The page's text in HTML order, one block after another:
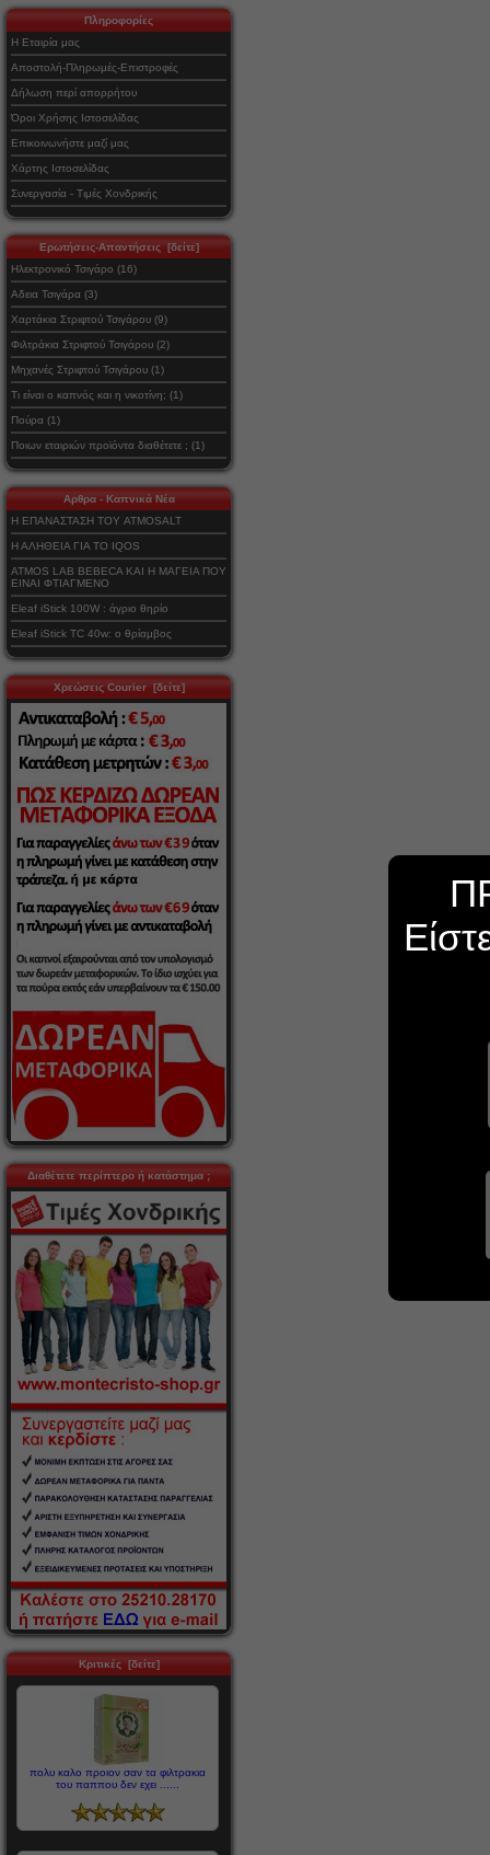
Πληροφορίες
Η Εταιρία μας
Αποστολή-Πληρωμές-Επιστροφές
Δήλωση περί απορρήτου
Όροι Χρήσης Ιστοσελίδας
Επικοινωνήστε μαζί μας
Χάρτης Ιστοσελίδας
Συνεργασία - Τιμές Χονδρικής
Ερωτήσεις-Απαντήσεις [δείτε]
Ηλεκτρονικό Τσιγάρο (16)
Αδεια Τσιγάρα (3)
Χαρτάκια Στριφτού Τσιγάρου (9)
Φιλτράκια Στριφτού Τσιγάρου (2)
Μηχανές Στριφτού Τσιγάρου (1)
Τι είναι ο καπνός και η νικοτίνη; (1)
Πούρα (1)
Ποιων εταιριών προϊόντα διαθέτετε ; (1)
Αρθρα - Καπνικά Νέα
Η ΕΠΑΝΑΣΤΑΣΗ ΤΟΥ ATMOSALT
Η ΑΛΗΘΕΙΑ ΓΙΑ ΤΟ IQOS
ATMOS LAB BEBECA ΚΑΙ Η ΜΑΓΕΙΑ ΠΟΥ
ΕΙΝΑΙ ΦΤΙΑΓΜΕΝΟ
Eleaf iStick 100W : άγριο θηρίο
Eleaf iStick TC 40w: ο θρίαμβος
Χρεώσεις Courier [δείτε]
Διαθέτετε περίπτερο ή κατάστημα ;
Κριτικές [δείτε]
πολυ καλο προιον σαν τα φιλτρακια
του παππου δεν εχει ......